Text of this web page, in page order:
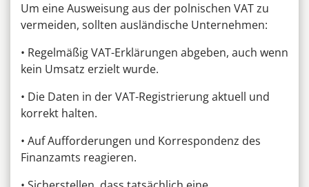
Um eine Ausweisung aus der polnischen VAT zu
vermeiden, sollten ausländische Unternehmen:
• Regelmäßig VAT-Erklärungen abgeben, auch wenn
kein Umsatz erzielt wurde.
• Die Daten in der VAT-Registrierung aktuell und
korrekt halten.
• Auf Aufforderungen und Korrespondenz des
Finanzamts reagieren.